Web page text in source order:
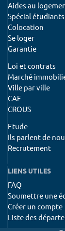
Aides au
Spécial étudiants
Colocation
Se loger
Garantie
Loi et contrats
Marché
Ville par ville
CAF
CROUS
Etude
Ils parlent de
Recrutement
LIENS UTILES
FAQ
Soumettre une
Créer un compte
Liste des